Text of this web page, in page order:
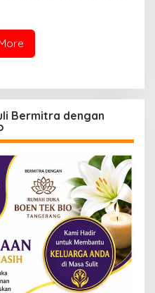
Bermitra dengan